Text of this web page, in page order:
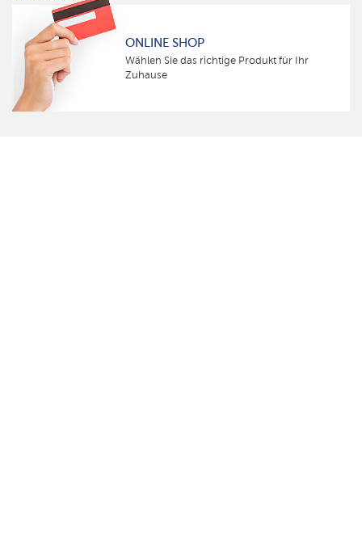
ONLINE SHOP
Wählen Sie das richtige Produkt für Ihr
Zuhause